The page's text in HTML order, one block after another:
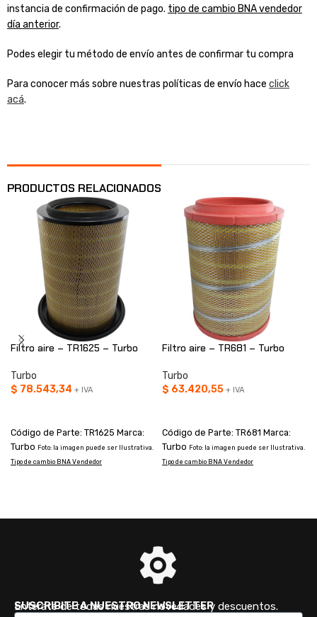
instancia de confirmación de pago. tipo de cambio BNA vendedor
día anterior.
Podes elegir tu método de envío antes de confirmar tu compra
Para conocer más sobre nuestras políticas de envío hace click
acá.
PRODUCTOS RELACIONADOS
Filtro aire – TR1625 – Turbo
Turbo
$ 78.543,34 + IVA
Código de Parte: TR1625 Marca:
Turbo Foto: la imagen puede ser Ilustrativa.
Tipo de cambio BNA Vendedor
Filtro aire – TR681 – Turbo
Turbo
$ 63.420,55 + IVA
Código de Parte: TR681 Marca:
Turbo Foto: la imagen puede ser Ilustrativa.
Tipo de cambio BNA Vendedor
SUSCRIBITE A NUESTRO NEWSLETTER
Enterate de todas nuestras novedades y descuentos.